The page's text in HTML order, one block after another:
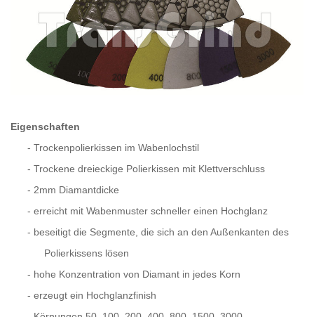
Eigenschaften
- Trockenpolierkissen im Wabenlochstil
- Trockene dreieckige Polierkissen mit Klettverschluss
- 2mm Diamantdicke
- erreicht mit Wabenmuster schneller einen Hochglanz
- beseitigt die Segmente, die sich an den Außenkanten des
Polierkissens lösen
- hohe Konzentration von Diamant in jedes Korn
- erzeugt ein Hochglanzfinish